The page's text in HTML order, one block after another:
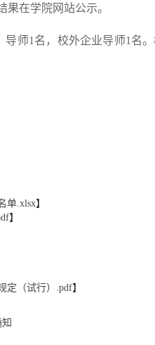
在学院网站公示。
师1名，校外企业导师1
单.xlsx】
】
定（试行）.pdf】